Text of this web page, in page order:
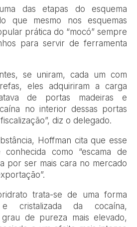
das etapas do esquema
que mesmo nos esquemas
prática do “mocó” sempre
para servir de ferramenta
se uniram, cada um com
eles adquiriram a carga
de portas madeiras e
no interior dessas portas
diz o delegado.
Hoffman cita que esse
como “escama de
por ser mais cara no mercado
trata-se de uma forma
cristalizada da cocaína,
de pureza mais elevado,